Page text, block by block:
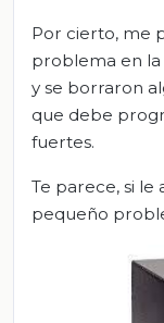
Por cierto, me
problema en
y se borraron
que debe
fuertes.
Te parece, si le
pequeño